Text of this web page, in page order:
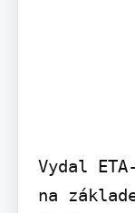
Vydal
na